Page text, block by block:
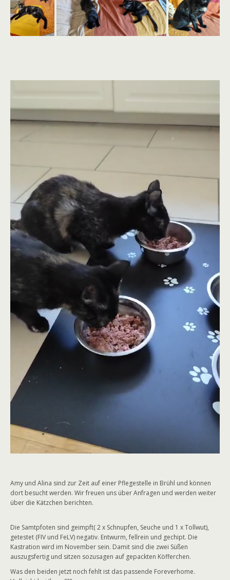
Amy und Alina sind zur Zeit auf einer Pflegestelle in Brühl und können
dort besucht werden. Wir freuen uns über Anfragen und werden weiter
über die Kätzchen berichten.
Die Samtpfoten sind geimpft( 2 x Schnupfen, Seuche und 1 x Tollwut),
getestet (FIV und FeLV) negativ. Entwurm, fellrein und gechipt. Die
Kastration wird im November sein. Damit sind die zwei Süßen
auszugsfertig und sitzen sozusagen auf gepackten Köfferchen.
Was den beiden jetzt noch fehlt ist das passende Foreverhome.